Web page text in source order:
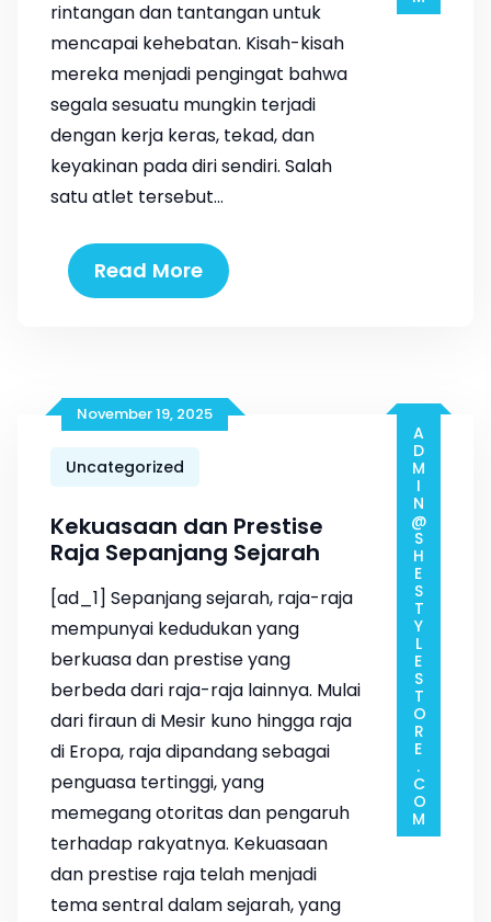
rintangan dan tantangan untuk
mencapai kehebatan. Kisah-kisah
mereka menjadi pengingat bahwa
segala sesuatu mungkin terjadi
dengan kerja keras, tekad, dan
keyakinan pada diri sendiri. Salah
satu atlet tersebut…
Read More
November 19, 2025
Uncategorized
Kekuasaan dan Prestise
Raja Sepanjang Sejarah
[ad_1] Sepanjang sejarah, raja-raja
mempunyai kedudukan yang
berkuasa dan prestise yang
berbeda dari raja-raja lainnya. Mulai
dari firaun di Mesir kuno hingga raja
di Eropa, raja dipandang sebagai
penguasa tertinggi, yang
memegang otoritas dan pengaruh
terhadap rakyatnya. Kekuasaan
dan prestise raja telah menjadi
tema sentral dalam sejarah, yang
ADMIN@SHESTYLESTORE.COM